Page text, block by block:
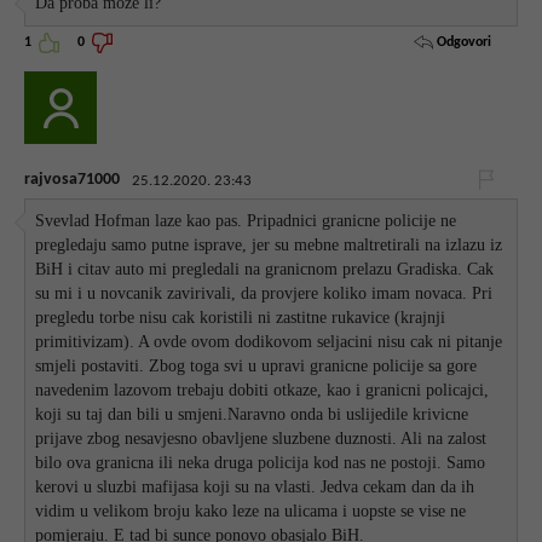
1 0 Odgovori
rajvosa71000 25.12.2020. 23:43
Svevlad Hofman laze kao pas. Pripadnici granicne policije ne
pregledaju samo putne isprave, jer su mebne maltretirali na izlazu iz
BiH i citav auto mi pregledali na granicnom prelazu Gradiska. Cak
su mi i u novcanik zavirivali, da provjere koliko imam novaca. Pri
pregledu torbe nisu cak koristili ni zastitne rukavice (krajnji
primitivizam). A ovde ovom dodikovom seljacini nisu cak ni pitanje
smjeli postaviti. Zbog toga svi u upravi granicne policije sa gore
navedenim lazovom trebaju dobiti otkaze, kao i granicni policajci,
koji su taj dan bili u smjeni.Naravno onda bi uslijedile krivicne
prijave zbog nesavjesno obavljene sluzbene duznosti. Ali na zalost
bilo ova granicna ili neka druga policija kod nas ne postoji. Samo
kerovi u sluzbi mafijasa koji su na vlasti. Jedva cekam dan da ih
vidim u velikom broju kako leze na ulicama i uopste se vise ne
pomjeraju. E tad bi sunce ponovo obasjalo BiH.